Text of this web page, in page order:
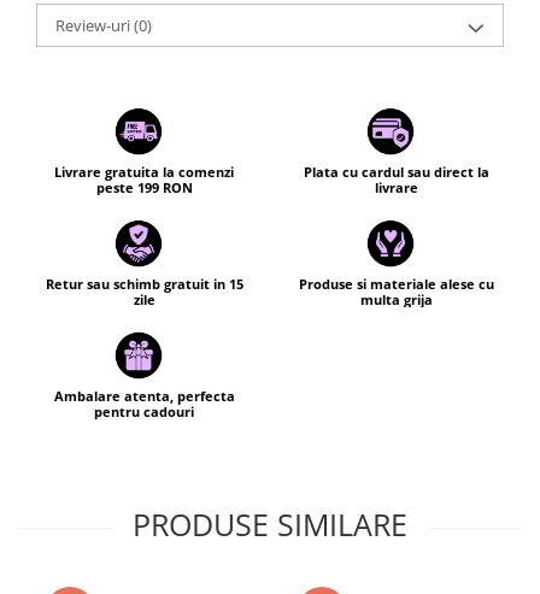
este unic (nu exista doua cristale naturale la
fel)
atelier si fiecare produs provine dintr-o serie
limitata, mica :)
Review-uri(0)
Livrare gratuita la comenzi
peste 199 RON
Plata cu cardul sau direct la
livrare
Retur sau schimb gratuit in 15
zile
Produse si materiale alese cu
multa grija
Ambalare atenta, perfecta
pentru cadouri
PRODUSE SIMILARE